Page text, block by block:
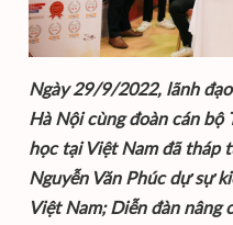
Ngày 29/9/2022, lãnh
Hà Nội cùng đoàn cán
học tại Việt Nam đã tháp
Nguyễn Văn Phúc dự sự
Việt Nam; Diễn đàn